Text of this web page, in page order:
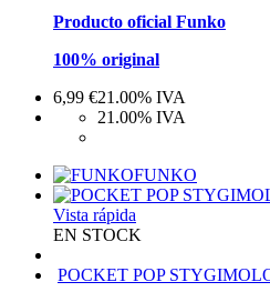
Producto oficial Funko
100% original
6,99 €21.00% IVA
21.00% IVA
FUNKO
Vista rápida
EN STOCK
POCKET POP